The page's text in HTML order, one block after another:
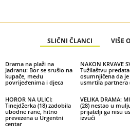
SLIČNI ČLANCI VIŠE
Drama na plaži na
Jadranu: Bor se srušio na
kupače, među
povrijeđenima i djeca
NAKON KRVAVE
Tužilaštvu
osumnjičena da
usmrtila partnera
HOROR NA ULICI:
Tinejdžerka (18) zadobila
ubodne rane, hitno
prevezena u Urgentni
centar
VELIKA DRAMA:
(28) nestao u
prijatelji ga nisu
izvući